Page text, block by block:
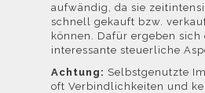
aufwändig, da sie
schnell gekauft bzw.
können. Dafür ergeben sich
interessante steuerliche
Achtung: Selbstgenutzte
oft Verbindlichkeiten und